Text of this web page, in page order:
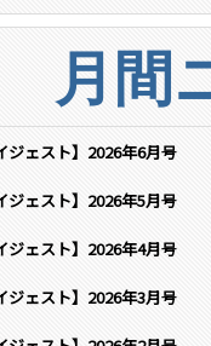
月間
ジェスト】2026年6月号
ジェスト】2026年5月号
ジェスト】2026年4月号
ジェスト】2026年3月号